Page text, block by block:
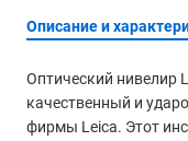
Описание и
Оптический нивелир
качественный и
фирмы Leica. Этот